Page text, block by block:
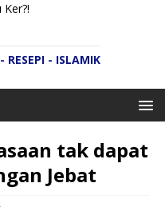
RESEPI - ISLAMIK
tak dapat
Jebat